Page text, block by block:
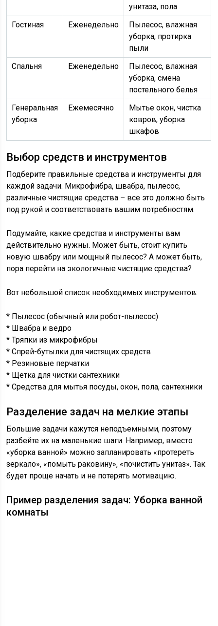
унитаза, пола
Гостиная
Еженедельно
Пылесос, влажная
уборка, протирка
пыли
Спальня
Еженедельно
Пылесос, влажная
уборка, смена
постельного белья
Генеральная
уборка
Ежемесячно
Мытье окон, чистка
ковров, уборка
шкафов
Выбор средств и инструментов
Подберите правильные средства и инструменты для
каждой задачи. Микрофибра, швабра, пылесос,
различные чистящие средства – все это должно быть
под рукой и соответствовать вашим потребностям.
Подумайте, какие средства и инструменты вам
действительно нужны. Может быть, стоит купить
новую швабру или мощный пылесос? А может быть,
пора перейти на экологичные чистящие средства?
Вот небольшой список необходимых инструментов:
* Пылесос (обычный или робот-пылесос)
* Швабра и ведро
* Тряпки из микрофибры
* Спрей-бутылки для чистящих средств
* Резиновые перчатки
* Щетка для чистки сантехники
* Средства для мытья посуды, окон, пола, сантехники
Разделение задач на мелкие этапы
Большие задачи кажутся неподъемными, поэтому
разбейте их на маленькие шаги. Например, вместо
«уборка ванной» можно запланировать «протереть
зеркало», «помыть раковину», «почистить унитаз». Так
будет проще начать и не потерять мотивацию.
Пример разделения задач: Уборка ванной
комнаты